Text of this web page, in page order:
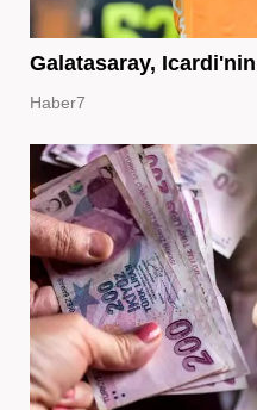
Galatasaray,
Haber7